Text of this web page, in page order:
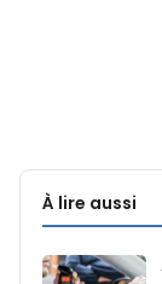
À lire aussi